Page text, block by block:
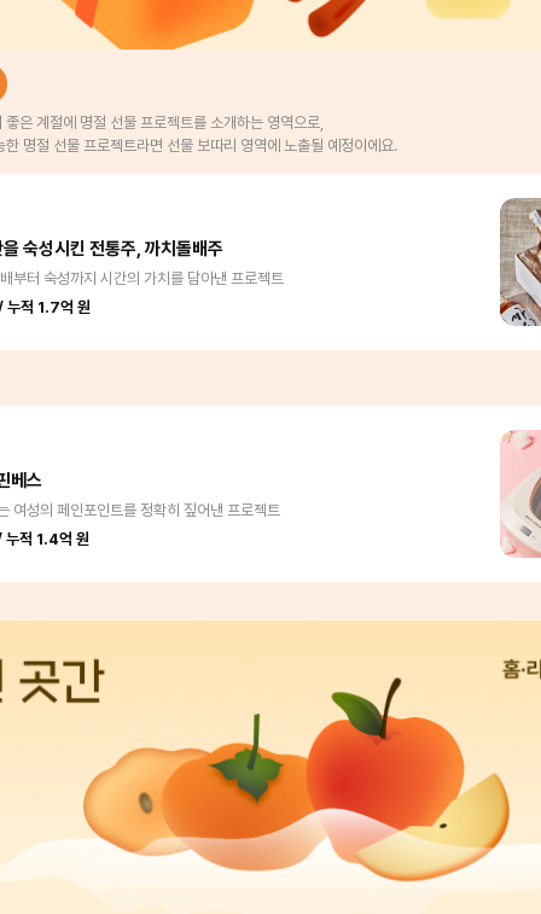
은 계절에 명절 선물 프로젝트를 소개하는 영역으로,
한 명절 선물 프로젝트라면 선물 보따리 영역에 노출될 예정이에요.
숙성시킨 전통주, 까치돌배주
부터 숙성까지 시간의 가치를 담아낸 프로젝트
누적 1.7억 원
베스
여성의 페인포인트를 정확히 짚어낸 프로젝트
누적 1.4억 원